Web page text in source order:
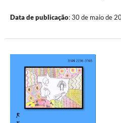
Data de publicação: 30 de maio de